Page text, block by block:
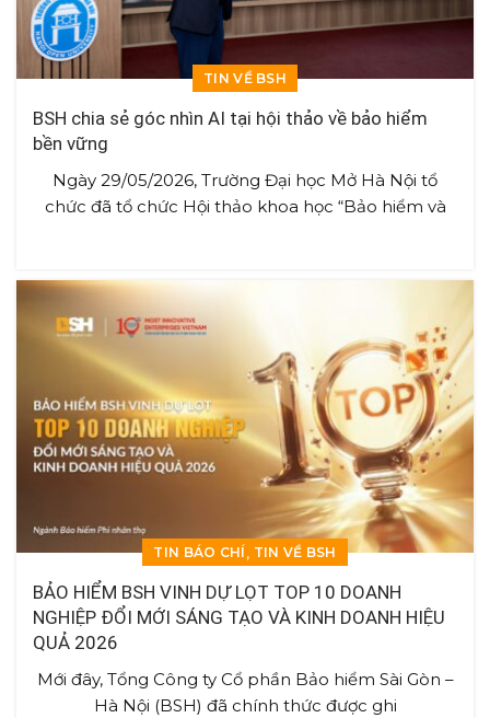
TIN VỀ BSH
BSH chia sẻ góc nhìn AI tại hội thảo về bảo hiểm
bền vững
Ngày 29/05/2026, Trường Đại học Mở Hà Nội tổ
chức đã tổ chức Hội thảo khoa học “Bảo hiểm và
TIN BÁO CHÍ , TIN VỀ BSH
BẢO HIỂM BSH VINH DỰ LỌT TOP 10 DOANH
NGHIỆP ĐỔI MỚI SÁNG TẠO VÀ KINH DOANH HIỆU
QUẢ 2026
Mới đây, Tổng Công ty Cổ phần Bảo hiểm Sài Gòn –
Hà Nội (BSH) đã chính thức được ghi